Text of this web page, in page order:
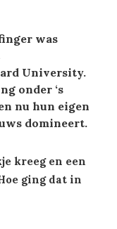
was
University.
onder ‘s
nu hun eigen
domineert.
kreeg en een
ging dat in